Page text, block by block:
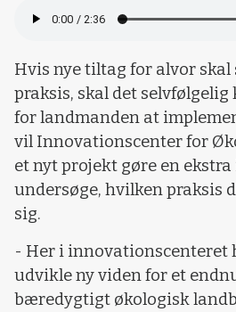
Hvis nye tiltag for alvor skal
praksis, skal det selvfølgelig
for landmanden at
vil Innovationscenter for
et nyt projekt gøre en
undersøge, hvilken praksis
sig.
- Her i innovationscenteret
udvikle ny viden for et
bæredygtigt økologisk